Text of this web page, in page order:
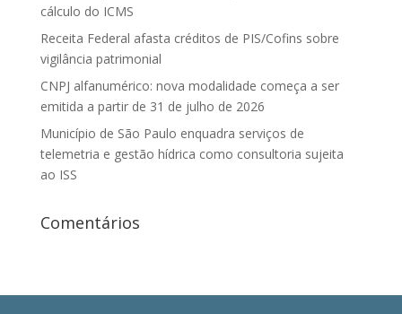
cálculo do ICMS
Receita Federal afasta créditos de PIS/Cofins sobre
vigilância patrimonial
CNPJ alfanumérico: nova modalidade começa a ser
emitida a partir de 31 de julho de 2026
Município de São Paulo enquadra serviços de
telemetria e gestão hídrica como consultoria sujeita
ao ISS
Comentários